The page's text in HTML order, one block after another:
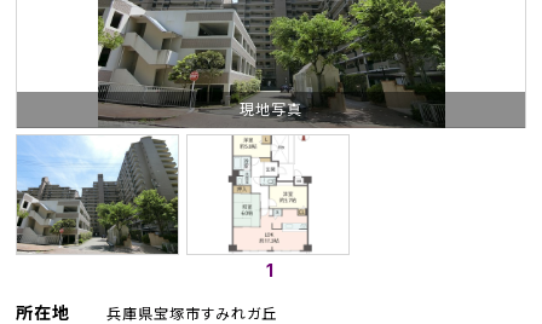
現地写真
1
所在地 兵庫県宝塚市すみれガ丘